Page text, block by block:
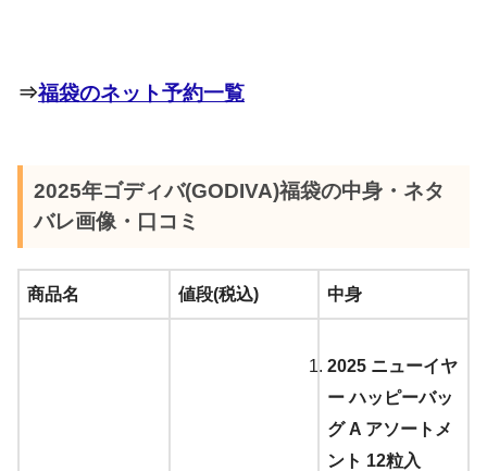
⇒福袋のネット予約一覧
2025年ゴディバ(GODIVA)福袋の中身・ネタ
バレ画像・口コミ
商品名 値段(税込) 中身
2025 ニューイヤ
ー ハッピーバッ
グ A アソートメ
ント 12粒入